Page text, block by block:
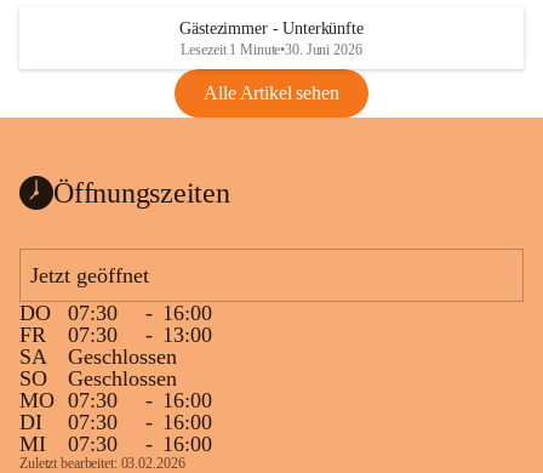
Gästezimmer - Unterkünfte
Lesezeit 1 Minute•30. Juni 2026
Alle Artikel sehen
Öffnungszeiten
Jetzt geöffnet
DO
07:30 - 16:00
FR
07:30 - 13:00
SA
Geschlossen
SO
Geschlossen
MO 07:30 - 16:00
DI
07:30 - 16:00
MI
07:30 - 16:00
Zuletzt bearbeitet: 03.02.2026